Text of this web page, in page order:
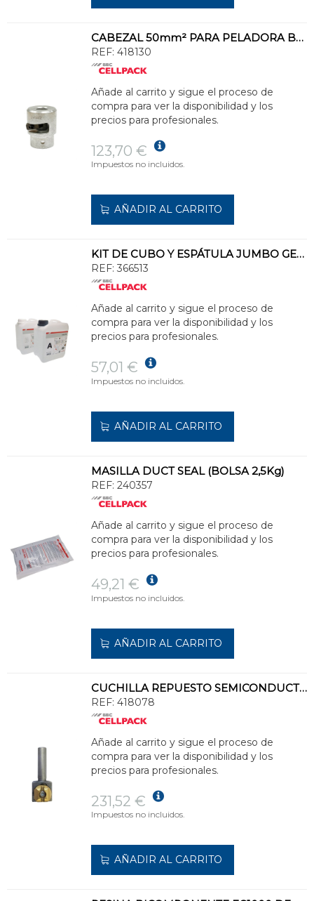
CABEZAL 50mm² PARA PELADORA BAJA TENSIÓN
REF: 418130
Añade al carrito y sigue el proceso de
compra para ver la disponibilidad y los
precios para profesionales.
123,70 €
Impuestos no incluidos.
AÑADIR AL CARRITO
KIT DE CUBO Y ESPÁTULA JUMBO GEL 12000 (GARRAFA 12000ml)
REF: 366513
Añade al carrito y sigue el proceso de
compra para ver la disponibilidad y los
precios para profesionales.
57,01 €
Impuestos no incluidos.
AÑADIR AL CARRITO
MASILLA DUCT SEAL (BOLSA 2,5Kg)
REF: 240357
Añade al carrito y sigue el proceso de
compra para ver la disponibilidad y los
precios para profesionales.
49,21 €
Impuestos no incluidos.
AÑADIR AL CARRITO
CUCHILLA REPUESTO SEMICONDUCTORA FLM20
REF: 418078
Añade al carrito y sigue el proceso de
compra para ver la disponibilidad y los
precios para profesionales.
231,52 €
Impuestos no incluidos.
AÑADIR AL CARRITO